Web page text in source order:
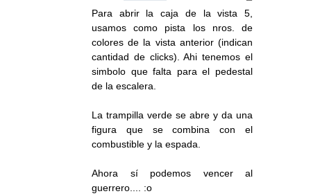
Para abrir la caja de la vista 5,
usamos como pista los nros. de
colores de la vista anterior (indican
cantidad de clicks). Ahi tenemos el
simbolo que falta para el pedestal
de la escalera.
La trampilla verde se abre y da una
figura que se combina con el
combustible y la espada.
Ahora sí podemos vencer al
guerrero.... :o